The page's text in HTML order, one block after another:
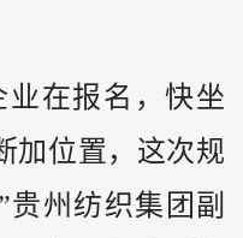
业在报名，快坐
加位置，这次规
州纺织集团副